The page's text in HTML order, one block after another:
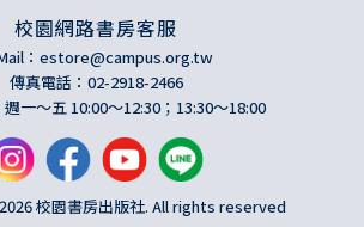
校園網路書房客服
： estore@campus.org.tw
傳真電話：02-2918-2466
一～五 10:00～12:30；13:30～18:00
校園書房出版社. All rights reserved